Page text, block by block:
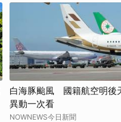
白海豚颱風 國籍航空明後
異動一次看
NOWNEWS今日新聞